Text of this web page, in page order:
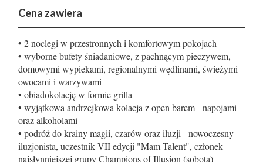
Cena zawiera
• 2 noclegi w przestronnych i komfortowym pokojach
• wyborne bufety śniadaniowe, z pachnącym pieczywem,
domowymi wypiekami, regionalnymi wędlinami, świeżymi
owocami i warzywami
• obiadokolację w formie grilla
• wyjątkowa andrzejkowa kolacja z open barem - napojami
oraz alkoholami
• podróż do krainy magii, czarów oraz iluzji - nowoczesny
iluzjonista, uczestnik VII edycji "Mam Talent", członek
najsłynniejszej grupy Champions of Illusion (sobota)